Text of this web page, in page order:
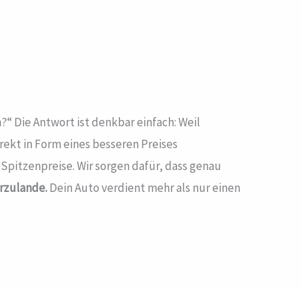
Die Antwort ist denkbar einfach: Weil
in Form eines besseren Preises
Wir sorgen dafür, dass genau
Dein Auto verdient mehr als nur einen